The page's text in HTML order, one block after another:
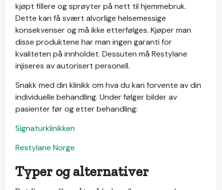
kjøpt fillere og sprøyter på nett til hjemmebruk.
Dette kan få svært alvorlige helsemessige
konsekvenser og må ikke etterfølges. Kjøper man
disse produktene har man ingen garanti for
kvaliteten på innholdet. Dessuten må Restylane
injiseres av autorisert personell.
Snakk med din klinikk om hva du kan forvente av din
individuelle behandling. Under følger bilder av
pasienter før og etter behandling:
Signaturklinikken
Restylane Norge
Typer og alternativer